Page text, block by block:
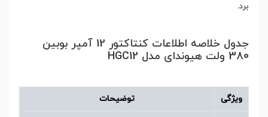
برد.
جدول خلاصه اطلاعات کنتاکتور 12 آمپر بوبین
380 ولت هیوندای مدل HGC12
ویژگی توضیحات